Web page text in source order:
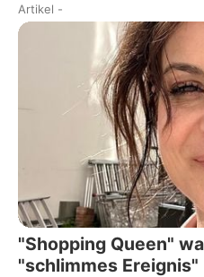
Artikel -
"Shopping Queen"
"schlimmes Ereignis"